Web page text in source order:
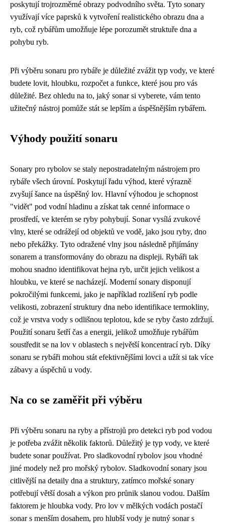
poskytují trojrozměrné obrazy podvodního světa. Tyto sonary
využívají více paprsků k vytvoření realistického obrazu dna a
ryb, což rybářům umožňuje lépe porozumět struktuře dna a
pohybu ryb.
Při výběru sonaru pro rybáře je důležité zvážit typ vody, ve které
budete lovit, hloubku, rozpočet a funkce, které jsou pro vás
důležité. Bez ohledu na to, jaký sonar si vyberete, vám tento
užitečný nástroj pomůže stát se lepším a úspěšnějším rybářem.
Výhody použití sonaru
Sonary pro rybolov se staly nepostradatelným nástrojem pro
rybáře všech úrovní. Poskytují řadu výhod, které výrazně
zvyšují šance na úspěšný lov. Hlavní výhodou je schopnost
"vidět" pod vodní hladinu a získat tak cenné informace o
prostředí, ve kterém se ryby pohybují. Sonar vysílá zvukové
vlny, které se odrážejí od objektů ve vodě, jako jsou ryby, dno
nebo překážky. Tyto odražené vlny jsou následně přijímány
sonarem a transformovány do obrazu na displeji. Rybáři tak
mohou snadno identifikovat hejna ryb, určit jejich velikost a
hloubku, ve které se nacházejí. Moderní sonary disponují
pokročilými funkcemi, jako je například rozlišení ryb podle
velikosti, zobrazení struktury dna nebo identifikace termokliny,
což je vrstva vody s odlišnou teplotou, kde se ryby často zdržují.
Použití sonaru šetří čas a energii, jelikož umožňuje rybářům
soustředit se na lov v oblastech s největší koncentrací ryb. Díky
sonaru se rybáři mohou stát efektivnějšími lovci a užít si tak více
zábavy a úspěchů u vody.
Na co se zaměřit při výběru
Při výběru sonaru na ryby a přístrojů pro detekci ryb pod vodou
je potřeba zvážit několik faktorů. Důležitý je typ vody, ve které
budete sonar používat. Pro sladkovodní rybolov jsou vhodné
jiné modely než pro mořský rybolov. Sladkovodní sonary jsou
citlivější na detaily dna a struktury, zatímco mořské sonary
potřebují větší dosah a výkon pro průnik slanou vodou. Dalším
faktorem je hloubka vody. Pro lov v mělkých vodách postačí
sonar s menším dosahem, pro hlubší vody je nutný sonar s